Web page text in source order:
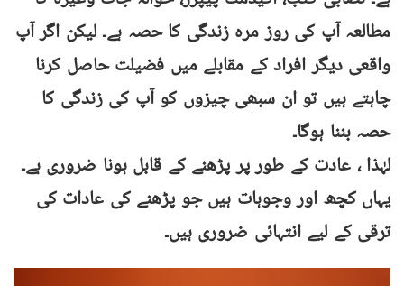
مطالعہ آپ کی روز مرہ زندگی کا حصہ ہے۔ لیکن اگر آپ
واقعی دیگر افراد کے مقابلے میں فضیلت حاصل کرنا
چاہتے ہیں تو ان سبھی چیزوں کو آپ کی زندگی کا
حصہ بننا ہوگا۔
لہٰذا ، عادت کے طور پر پڑھنے کے قابل ہونا ضروری ہے۔
یہاں کچھ اور وجوہات ہیں جو پڑھنے کی عادات کی
ترقی کے لیے انتہائی ضروری ہیں۔